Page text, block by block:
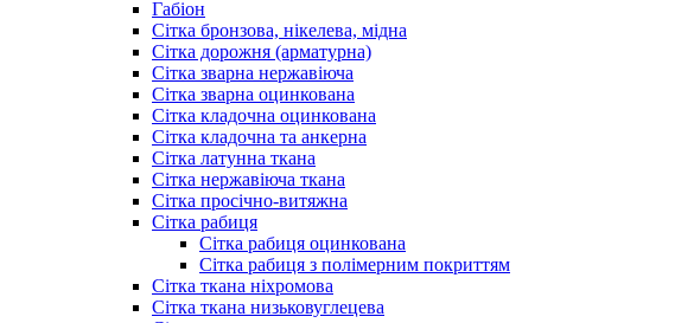
Габіон
Сітка бронзова, нікелева, мідна
Сітка дорожня (арматурна)
Сітка зварна нержавіюча
Сітка зварна оцинкована
Сітка кладочна оцинкована
Сітка кладочна та анкерна
Сітка латунна ткана
Сітка нержавіюча ткана
Сітка просічно-витяжна
Сітка рабиця
Сітка рабиця оцинкована
Сітка рабиця з полімерним покриттям
Сітка ткана ніхромова
Сітка ткана низьковуглецева